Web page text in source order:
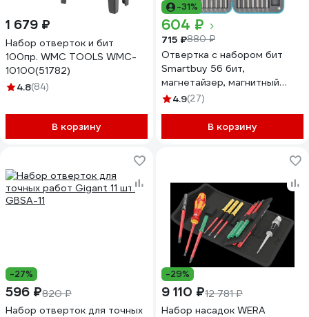
1 679 ₽
Набор отверток и бит
100пр. WMC TOOLS WMC-
10100(51782)
4.8(84)
В корзину
-31%
604 ₽
715 ₽880 ₽
Отвертка с набором бит
Smartbuy 56 бит,
магнетайзер, магнитный
кейс s2, tools SBT-SCBS-
4.9(27)
В корзину
-27%
596 ₽820 ₽
Набор отверток для точных
-29%
9 110 ₽12 781 ₽
Набор насадок WERA